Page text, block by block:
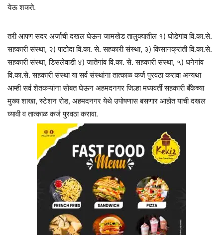
येऊ शकते.
तरी आपण सदर अर्जाची दखल घेऊन जामखेड तालुक्यातील १) घोडेगांव वि.का.से.
सहकारी संस्था, २) पाटोदा वि.का. से. सहकारी संस्था, ३) किसानक्रांती वि.का.से.
सहकारी संस्था, डिसलेवाडी ४) जातेगांव वि.का. से. सहकारी संस्था, ५) धनेगांव
वि.का.से. सहकारी संस्था या सर्व संस्थांना तात्काळ कर्ज पुरवठा करावा अन्यथा
आम्ही सर्व शेतकऱ्यांना सोबत घेऊन अहमदनगर जिल्हा मध्यवर्ती सहकारी बँकेच्या
मुख्य शाखा, स्टेशन रोड, अहमदनगर येथे उपोषणास बसणार आहोत याची दखल
घ्यावी व तात्काळ कर्ज पुरवठा करावा.